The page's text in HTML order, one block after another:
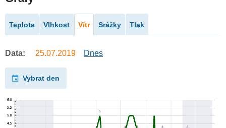
Teplota Vlhkost Vítr Srážky Tlak
Data: 25.07.2019 Dnes
Vybrat den